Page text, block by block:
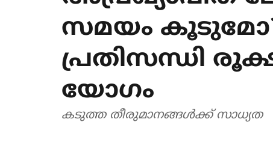
സമയം
പ്രതിസന്ധി
യോ​ഗം
കടുത്ത തീരുമാനങ്ങൾക്ക് സാധ്യത